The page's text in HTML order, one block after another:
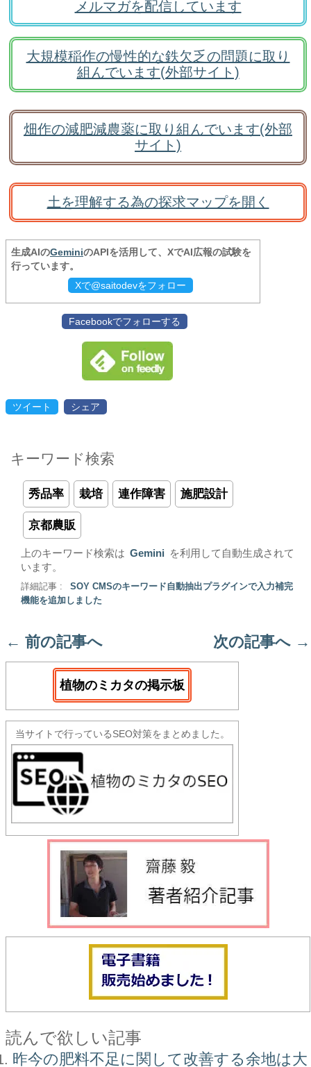
メルマガを配信しています
大規模稲作の慢性的な鉄欠乏の問題に取り
組んでいます(外部サイト)
畑作の減肥減農薬に取り組んでいます(外部
サイト)
土を理解する為の探求マップを開く
生成AIのGeminiのAPIを活用して、XでAI広報の試験を
行っています。
Xで@saitodevをフォロー
Facebookでフォローする
ツイート シェア
キーワード検索
秀品率 栽培 連作障害 施肥設計
京都農販
上のキーワード検索は Gemini
を利用して自動生成されて
います。
詳細記事 :
SOY CMSのキーワード自動抽出プラグインで入力補完
機能を追加しました
← 前の記事へ 次の記事へ →
植物のミカタの掲示板
当サイトで行っているSEO対策をまとめました。
読んで欲しい記事
昨今の肥料不足に関して改善する余地は大